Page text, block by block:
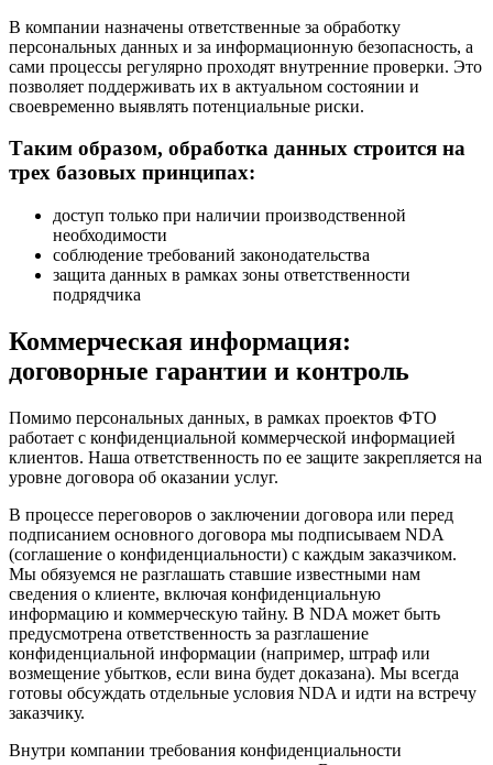
В компании назначены ответственные за обработку
персональных данных и за информационную безопасность, а
сами процессы регулярно проходят внутренние проверки. Это
позволяет поддерживать их в актуальном состоянии и
своевременно выявлять потенциальные риски.
Таким образом, обработка данных строится на
трех базовых принципах:
доступ только при наличии производственной
необходимости
соблюдение требований законодательства
защита данных в рамках зоны ответственности
подрядчика
Коммерческая информация:
договорные гарантии и контроль
Помимо персональных данных, в рамках проектов ФТО
работает с конфиденциальной коммерческой информацией
клиентов. Наша ответственность по ее защите закрепляется на
уровне договора об оказании услуг.
В процессе переговоров о заключении договора или перед
подписанием основного договора мы подписываем NDA
(соглашение о конфиденциальности) с каждым заказчиком.
Мы обязуемся не разглашать ставшие известными нам
сведения о клиенте, включая конфиденциальную
информацию и коммерческую тайну. В NDA может быть
предусмотрена ответственность за разглашение
конфиденциальной информации (например, штраф или
возмещение убытков, если вина будет доказана). Мы всегда
готовы обсуждать отдельные условия NDA и идти на встречу
заказчику.
Внутри компании требования конфиденциальности